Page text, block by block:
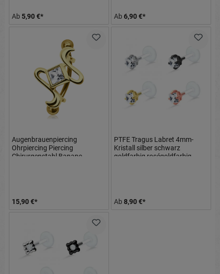
Ab 5,90 €* Ab 6,90 €*
Augenbrauenpiercing
Ohrpiercing Piercing
Chirurgenstahl Banane
15,90 €*
PTFE Tragus Labret 4mm-
Kristall silber schwarz
goldfarbig roségoldfarbig
Ab 8,90 €*